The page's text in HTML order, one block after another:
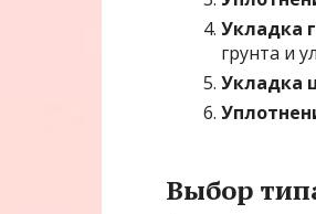
Укладка
грунта и
Укладка
Выбор